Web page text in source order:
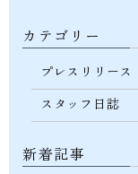
カテゴリー
プレスリリース
スタッフ日誌
新着記事